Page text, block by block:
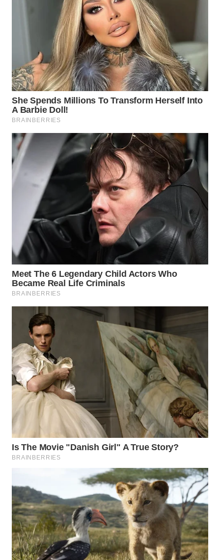
KARAWANG
WN
BEKASI
WN
BOGOR
WN
DEPOK
WN
TAPANULI
UTARA
WN
SAMOSIR
WN
PADANG
LAWAS
WN
SUMEDANG
WN
CIANJUR
WN
KEPULAUAN
SERIBU
WN
TANGERANG
WN
CIREBON
WN
INDRAMAYU